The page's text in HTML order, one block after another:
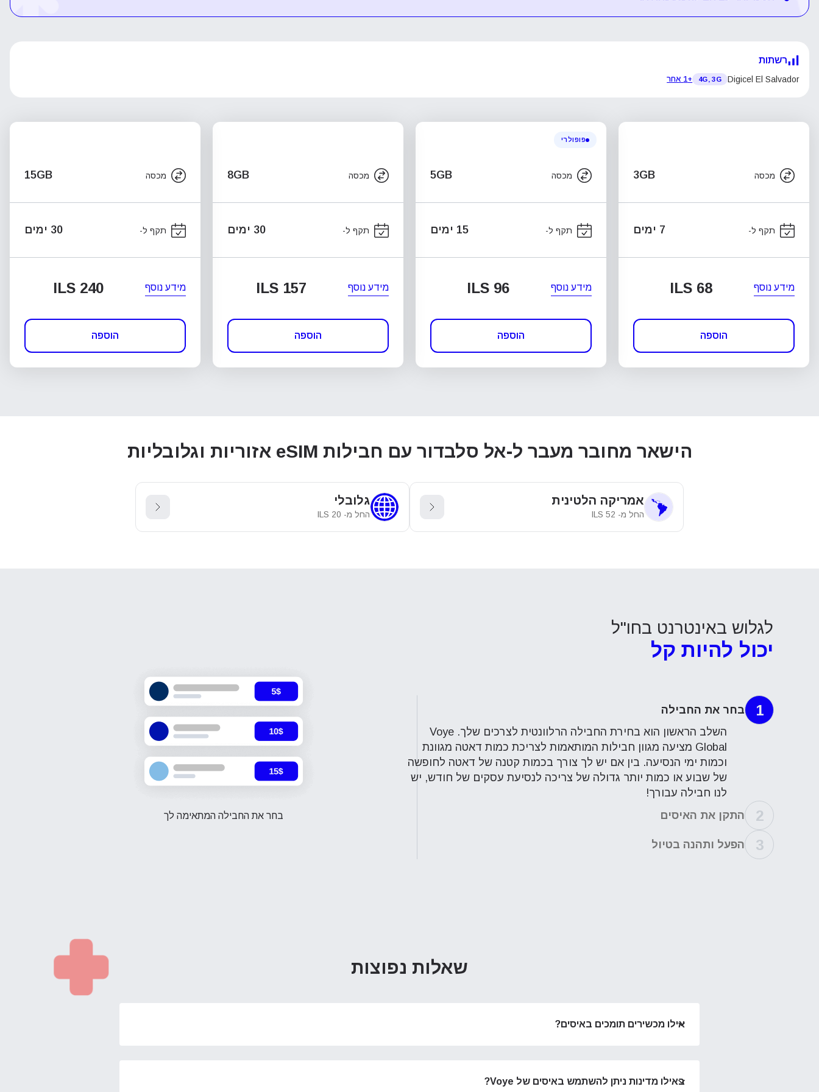
רשתות
Digicel El Salvador
4G, 3G +1 אחר
מכסה 3GB
תקף ל- 7 ימים
מידע נוסף ILS 68
הוספה
פופולרי
מכסה 5GB
תקף ל- 15 ימים
מידע נוסף ILS 96
הוספה
מכסה 8GB
תקף ל- 30 ימים
מידע נוסף ILS 157
הוספה
מכסה 15GB
תקף ל- 30 ימים
מידע נוסף ILS 240
הוספה
הישאר מחובר מעבר ל-אל סלבדור עם חבילות eSIM אזוריות וגלובליות
אמריקה הלטינית
החל מ- ILS 52
גלובלי
החל מ- ILS 20
לגלוש באינטרנט בחו"ל
יכול להיות קל
1
בחר את החבילה
השלב הראשון הוא בחירת החבילה הרלוונטית לצרכים שלך. Voye
Global מציעה מגוון חבילות המותאמות לצריכת כמות דאטה מגוונת
וכמות ימי הנסיעה. בין אם יש לך צורך בכמות קטנה של דאטה לחופשה
של שבוע או כמות יותר גדולה של צריכה לנסיעת עסקים של חודש, יש
לנו חבילה עבורך!
2 התקן את האיסים
3 הפעל ותהנה בטיול
בחר את החבילה המתאימה לך
שאלות נפוצות
אילו מכשירים תומכים באיסים?
באילו מדינות ניתן להשתמש באיסים של Voye?